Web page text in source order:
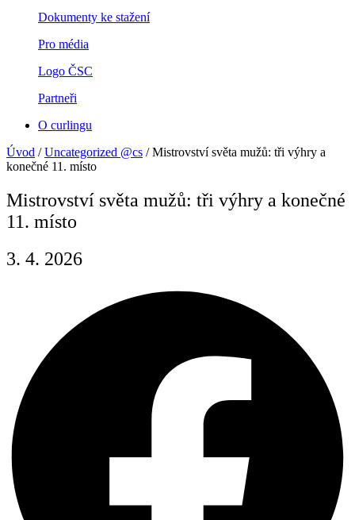
Dokumenty ke stažení
Pro média
Logo ČSC
Partneři
O curlingu
Úvod /Uncategorized @cs /Mistrovství světa mužů: tři výhry a
konečné 11. místo
Mistrovství světa mužů: tři výhry a konečné
11. místo
3. 4. 2026